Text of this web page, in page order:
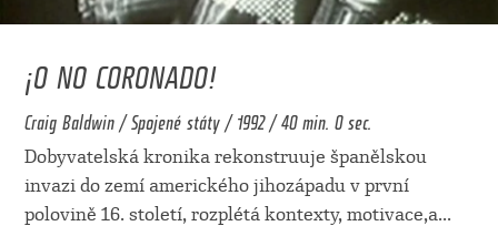
¡O NO CORONADO!
Craig Baldwin / Spojené státy / 1992 / 40 min. 0 sec.
Dobyvatelská kronika rekonstruuje španělskou
invazi do zemí amerického jihozápadu v první
polovině 16. století, rozplétá kontexty, motivace,a...